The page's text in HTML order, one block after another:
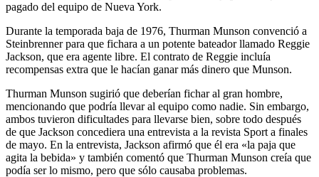
pagado del equipo de Nueva York.
Durante la temporada baja de 1976, Thurman Munson convenció a
Steinbrenner para que fichara a un potente bateador llamado Reggie
Jackson, que era agente libre. El contrato de Reggie incluía
recompensas extra que le hacían ganar más dinero que Munson.
Thurman Munson sugirió que deberían fichar al gran hombre,
mencionando que podría llevar al equipo como nadie. Sin embargo,
ambos tuvieron dificultades para llevarse bien, sobre todo después
de que Jackson concediera una entrevista a la revista Sport a finales
de mayo. En la entrevista, Jackson afirmó que él era «la paja que
agita la bebida» y también comentó que Thurman Munson creía que
podía ser lo mismo, pero que sólo causaba problemas.